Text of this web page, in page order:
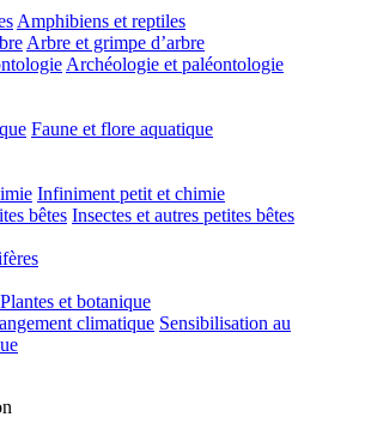
Amphibiens et reptiles
Arbre et grimpe d’arbre
Archéologie et paléontologie
Faune et flore aquatique
Infiniment petit et chimie
bêtes Insectes et autres petites bêtes
Plantes et botanique
climatique Sensibilisation au